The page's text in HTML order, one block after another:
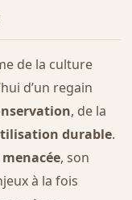
de la culture
d’un regain
, de la
durable.
menacée, son
à la fois